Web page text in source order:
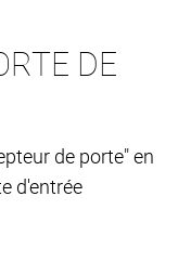
DE
de porte" en
d'entrée